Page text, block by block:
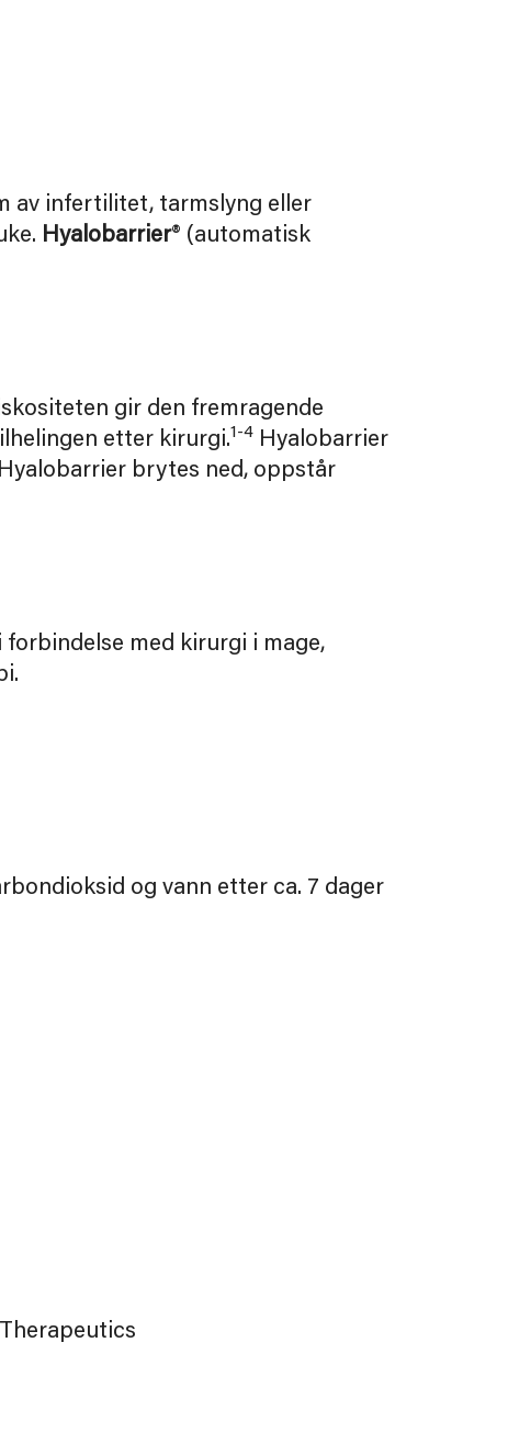
av infertilitet, tarmslyng eller
Hyalobarrier® (automatisk
gir den fremragende
etter kirurgi.1-4 Hyalobarrier
brytes ned, oppstår
med kirurgi i mage,
og vann etter ca. 7 dager